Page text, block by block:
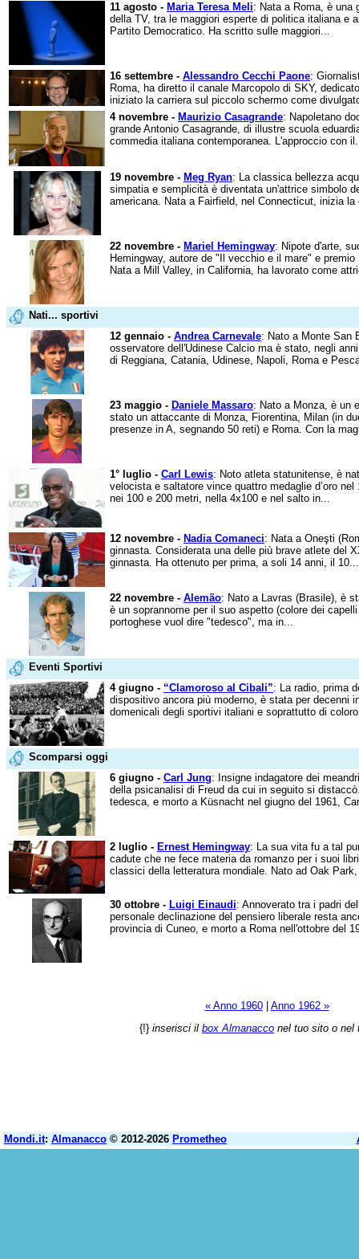
11 agosto - Maria Teresa Meli: Nata a Roma, è una
della TV, tra le maggiori esperte di politica italiana e
Partito Democratico. Ha scritto sulle maggiori...
16 settembre - Alessandro Cecchi Paone:
Roma, ha diretto il canale Marcopolo di SKY,
iniziato la carriera sul piccolo schermo come
4 novembre - Maurizio Casagrande: Napoletano
grande Antonio Casagrande, di illustre scuola
commedia italiana contemporanea. L'approccio con
19 novembre - Meg Ryan: La classica bellezza
simpatia e semplicità è diventata un'attrice simbolo
americana. Nata a Fairfield, nel Connecticut, inizia la
22 novembre - Mariel Hemingway: Nipote d'arte,
Hemingway, autore de "Il vecchio e il mare" e
Nata a Mill Valley, in California, ha lavorato come
Nati... sportivi
12 gennaio - Andrea Carnevale: Nato a Monte San
osservatore dell'Udinese Calcio ma è stato, negli
di Reggiana, Catania, Udinese, Napoli, Roma e
23 maggio - Daniele Massaro: Nato a Monza, è un
stato un attaccante di Monza, Fiorentina, Milan (in
presenze in A, segnando 50 reti) e Roma. Con la
1° luglio - Carl Lewis: Noto atleta statunitense, è
velocista e saltatore vince quattro medaglie d’oro
nei 100 e 200 metri, nella 4x100 e nel salto in...
12 novembre - Nadia Comaneci: Nata a Oneşti
ginnasta. Considerata una delle più brave atlete del
ginnasta. Ha ottenuto per prima, a soli 14 anni, il 10...
22 novembre - Alemão: Nato a Lavras (Brasile), è
è un soprannome per il suo aspetto (colore dei
portoghese vuol dire "tedesco", ma in...
Eventi Sportivi
4 giugno - “Clamoroso al Cibali”: La radio, prima
dispositivo ancora più moderno, è stata per decenni
domenicali degli sportivi italiani e soprattutto di
Scomparsi oggi
6 giugno - Carl Jung: Insigne indagatore dei
della psicanalisi di Freud da cui in seguito si
tedesca, e morto a Küsnacht nel giugno del 1961,
2 luglio - Ernest Hemingway: La sua vita fu a tal
cadute che ne fece materia da romanzo per i suoi
classici della letteratura mondiale. Nato ad Oak
30 ottobre - Luigi Einaudi: Annoverato tra i padri
personale declinazione del pensiero liberale resta
provincia di Cuneo, e morto a Roma nell'ottobre del
« Anno 1960| Anno 1962 »
{!} inserisci il box Almanacco nel tuo sito o nel
Mondi.it: Almanacco © 2012-2026 Prometheo